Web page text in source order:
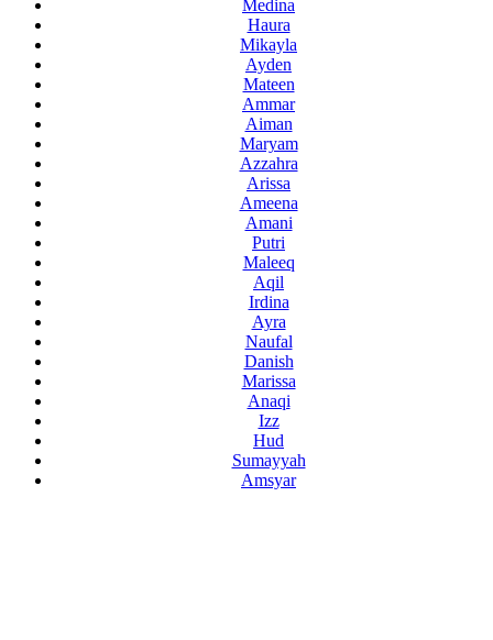
Medina
Haura
Mikayla
Ayden
Mateen
Ammar
Aiman
Maryam
Azzahra
Arissa
Ameena
Amani
Putri
Maleeq
Aqil
Irdina
Ayra
Naufal
Danish
Marissa
Anaqi
Izz
Hud
Sumayyah
Amsyar